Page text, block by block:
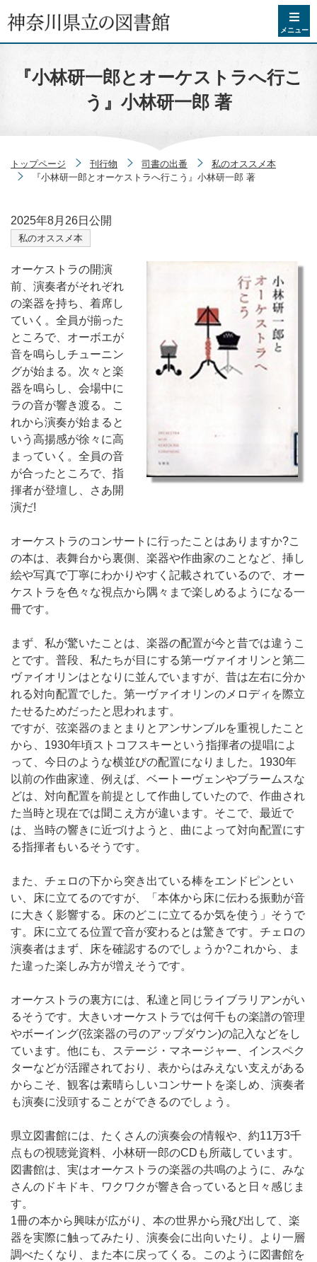
コンテンツへスキップ
メニュー
『小林研一郎とオーケストラへ行こ
う』小林研一郎 著
トップページ 刊行物 司書の出番
私のオススメ本
『小林研一郎とオーケストラへ行こう』小林研一郎 著
2025年8月26日 公開
私のオススメ本
オーケストラの開演
前、演奏者がそれぞれ
の楽器を持ち、着席し
ていく。全員が揃った
ところで、オーボエが
音を鳴らしチューニン
グが始まる。次々と楽
器を鳴らし、会場中に
ラの音が響き渡る。こ
れから演奏が始まると
いう高揚感が徐々に高
まっていく。全員の音
が合ったところで、指
揮者が登壇し、さあ開
演だ!
オーケストラのコンサートに行ったことはありますか?こ
の本は、表舞台から裏側、楽器や作曲家のことなど、挿し
絵や写真で丁寧にわかりやすく記載されているので、オー
ケストラを色々な視点から隅々まで楽しめるようになる一
冊です。
まず、私が驚いたことは、楽器の配置が今と昔では違うこ
とです。普段、私たちが目にする第一ヴァイオリンと第二
ヴァイオリンはとなりに並んでいますが、昔は左右に分か
れる対向配置でした。第一ヴァイオリンのメロディを際立
たせるためだったと思われます。
ですが、弦楽器のまとまりとアンサンブルを重視したこと
から、1930年頃ストコフスキーという指揮者の提唱によ
って、今日のような横並びの配置になりました。1930年
以前の作曲家達、例えば、ベートーヴェンやブラームスな
どは、対向配置を前提として作曲していたので、作曲され
た当時と現在では聞こえ方が違います。そこで、最近で
は、当時の響きに近づけようと、曲によって対向配置にす
る指揮者もいるそうです。
また、チェロの下から突き出ている棒をエンドピンとい
い、床に立てるのですが、「本体から床に伝わる振動が音
に大きく影響する。床のどこに立てるか気を使う」そうで
す。床に立てる位置で音が変わるとは驚きです。チェロの
演奏者はまず、床を確認するのでしょうか?これから、ま
た違った楽しみ方が増えそうです。
オーケストラの裏方には、私達と同じライブラリアンがい
るそうです。大きいオーケストラでは何千もの楽譜の管理
やボーイング(弦楽器の弓のアップダウン)の記入などをし
ています。他にも、ステージ・マネージャー、インスペク
ターなどが活躍されており、表からはみえない支えがある
からこそ、観客は素晴らしいコンサートを楽しめ、演奏者
も演奏に没頭することができるのでしょう。
県立図書館には、たくさんの演奏会の情報や、約11万3千
点もの視聴覚資料、小林研一郎のCDも所蔵しています。
図書館は、実はオーケストラの楽器の共鳴のように、みな
さんのドキドキ、ワクワクが響き合っていると日々感じま
す。
1冊の本から興味が広がり、本の世界から飛び出して、楽
器を実際に触ってみたり、演奏会に出向いたり。より一層
調べたくなり、また本に戻ってくる。このように図書館を